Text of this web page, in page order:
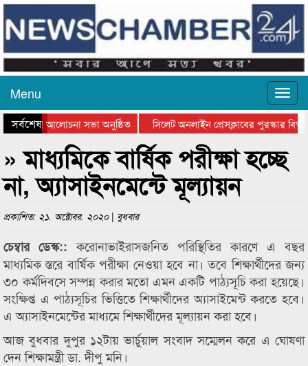
Menu
সর্বশেষ
দিবসের আলোচনা সভা অনুষ্ঠিত
সিলেট অনলাইন প্রেসক্লাবের পুরস্কার
সভা ও সম্মাননা প্রদান
কানাইঘাটের কিশোর আহাদের খুনি
» মাধ্যমিকে বার্ষিক পরীক্ষা হচ্ছে
না, অ্যাসাইনমেন্টে মূল্যায়ন
প্রকাশিত: ২১. অক্টোবর. ২০২০ | বুধবার
চেম্বার ডেস্ক::করোনাভাইরাসজনিত পরিস্থিতির কারণে এ বছর
মাধ্যমিক স্তরে বার্ষিক পরীক্ষা নেওয়া হবে না। তবে শিক্ষার্থীদের জন্য
৩০ কর্মদিবসে সম্পন্ন করার মতো এমন একটি পাঠ্যসূচি করা হয়েছে।
সংক্ষিপ্ত এ পাঠ্যসূচির ভিত্তিতে শিক্ষার্থীদের অ্যাসাইমেন্ট করতে হবে।
এ অ্যাসাইনমেন্টের মাধ্যমে শিক্ষার্থীদের মূল্যায়ন করা হবে।
আজ বুধবার দুপুর ১২টায় ভার্চুয়াল সংবাদ সম্মেলন করে এ ঘোষণা
দেন শিক্ষামন্ত্রী ডা. দীপু মনি।